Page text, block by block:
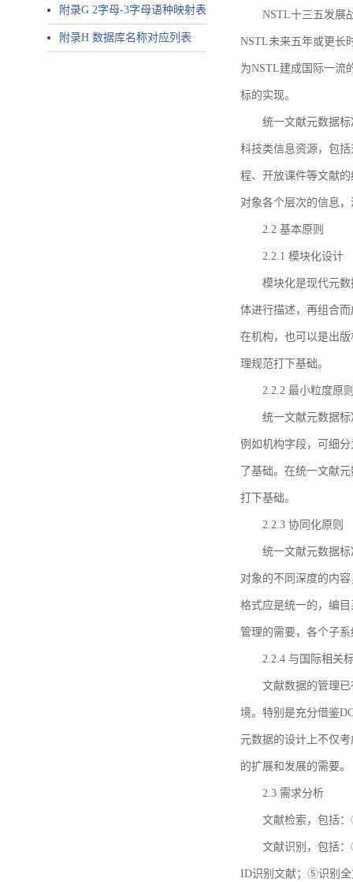
附录G 2字母-3字母语种映射表
附录H 数据库名称对应列表
NSTL十三五发展
NSTL未来五年或更长
为NSTL建成国际一流
标的实现。
统一文献元数据
科技类信息资源，包
程、开放课件等文献
对象各个层次的信息
2.2 基本原则
2.2.1 模块化设计
模块化是现代元
体进行描述，再组合
在机构，也可以是出
理规范打下基础。
2.2.2 最小粒度原
统一文献元数据
例如机构字段，可细
了基础。在统一文献
打下基础。
2.2.3 协同化原则
统一文献元数据
对象的不同深度的内
格式应是统一的，编
管理的需要，各个子
2.2.4 与国际相关
文献数据的管理
境。特别是充分借鉴
元数据的设计上不仅
的扩展和发展的需要。
2.3 需求分析
文献检索，包括
文献识别，包括
ID识别文献；⑤识别全